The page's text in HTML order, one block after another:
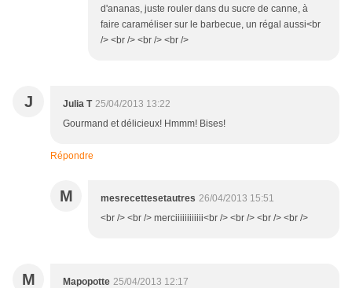
d'ananas, juste rouler dans du sucre de canne, à
faire caraméliser sur le barbecue, un régal aussi<br
/> <br /> <br /> <br />
J Julia T 25/04/2013 13:22
Gourmand et délicieux! Hmmm! Bises!
Répondre
M mesrecettesetautres 26/04/2013 15:51
<br /> <br /> merciiiiiiiiiiii<br /> <br /> <br /> <br />
M Mapopotte 25/04/2013 12:17